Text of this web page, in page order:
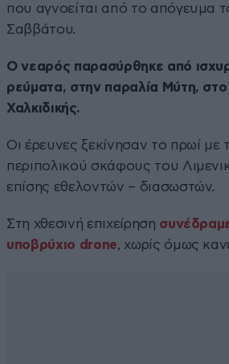
που αγνοείται από το απόγευμα
Σαββάτου.
Ο νεαρός παρασύρθηκε από
ρεύματα, στην παραλία Μύτη, στο
Χαλκιδικής.
Οι έρευνες ξεκίνησαν το πρωί με
περιπολικού σκάφους του
επίσης εθελοντών – διασωστών.
Στη χθεσινή επιχείρηση
υποβρύχιο drone, χωρίς όμως